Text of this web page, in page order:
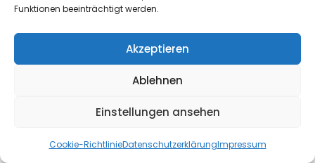
Funktionen beeinträchtigt werden.
Akzeptieren
Ablehnen
Einstellungen ansehen
Cookie-RichtlinieDatenschutzerklärungImpressum
der den Schutz der Daten unserer Seitenbesucher
Einstellungsmöglichkeiten des Cookie-Consent-
Tools finden Sie direkt in der entsprechenden
Benutzeroberfläche auf unserer Website.
10) Rechte des Betroffenen